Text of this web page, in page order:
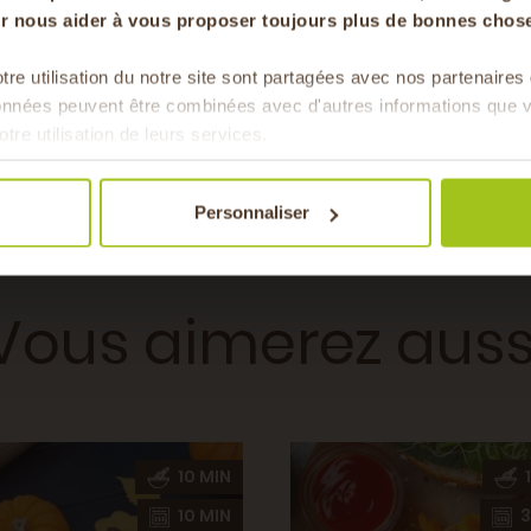
nous aider à vous proposer toujours plus de bonnes
utilisation du notre site sont partagées avec nos
peuvent être combinées avec d'autres informations que
utilisation de leurs services.
Personnaliser
Oeuf
Printemps
Plat
aimerez
10 MIN
10 MIN
Pour faire le plein chaque
&